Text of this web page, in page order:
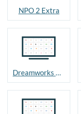
NPO 2 Extra
Dreamworks Channel